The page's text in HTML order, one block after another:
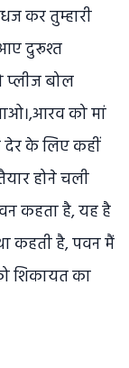
कर तुम्हारी
दुरूश्त
प्लीज बोल
को मां
देर के लिए कहीं
होने चली
कहता है, यह है
कहती है, पवन मैं
शिकायत का